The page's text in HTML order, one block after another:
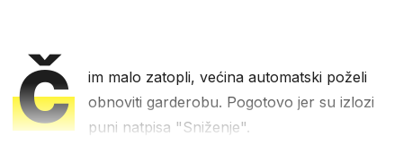
Č
im malo zatopli, većina automatski poželi
obnoviti garderobu. Pogotovo jer su izlozi
puni natpisa "Sniženje".